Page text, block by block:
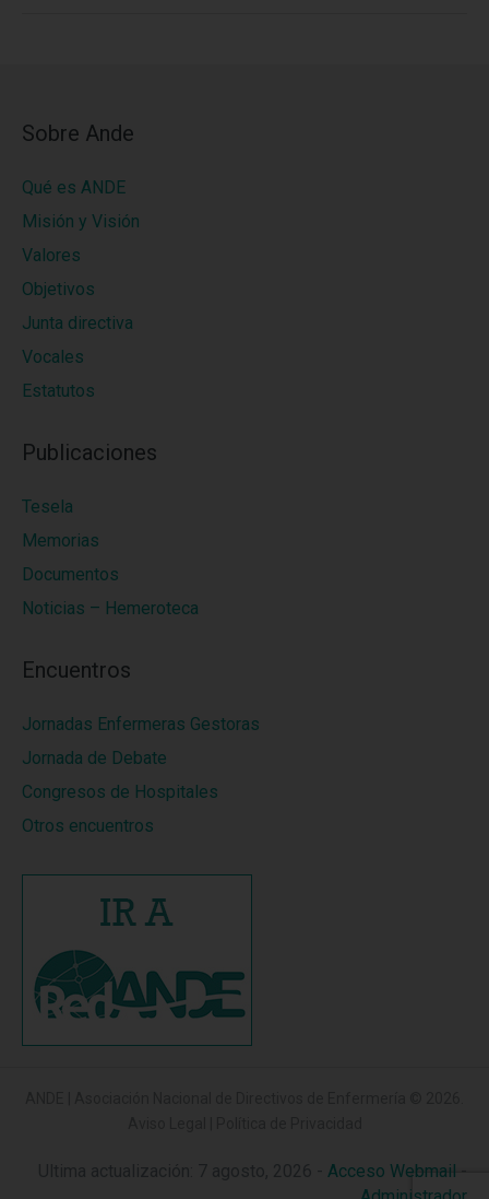
Sobre Ande
Qué es ANDE
Misión y Visión
Valores
Objetivos
Junta directiva
Vocales
Estatutos
Publicaciones
Tesela
Memorias
Documentos
Noticias – Hemeroteca
Encuentros
Jornadas Enfermeras Gestoras
Jornada de Debate
Congresos de Hospitales
Otros encuentros
Acceso Webmail -